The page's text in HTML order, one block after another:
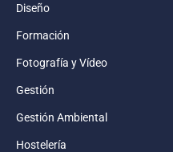
Diseño
Formación
Fotografía y Vídeo
Gestión
Gestión Ambiental
Hostelería